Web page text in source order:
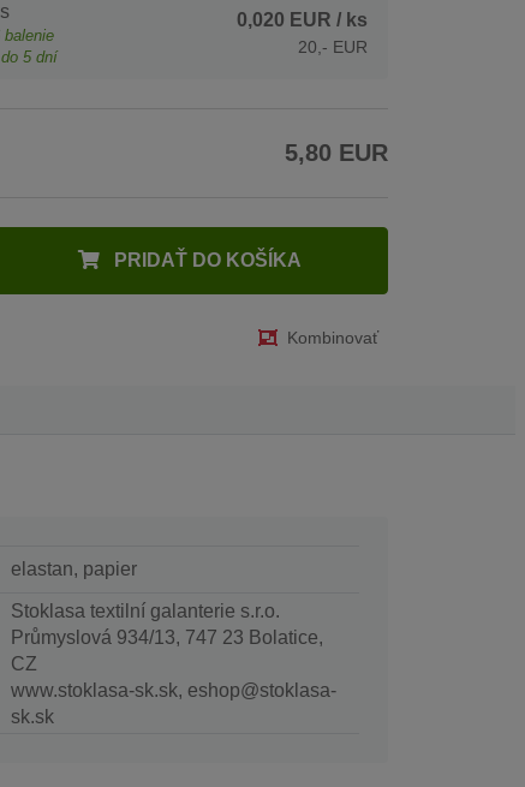
balenie
do 5 dní
0,020 EUR / ks
20,- EUR
5,80 EUR
PRIDAŤ DO KOŠÍKA
Kombinovať
elastan, papier
Stoklasa textilní galanterie s.r.o.
Průmyslová 934/13, 747 23 Bolatice,
CZ
www.stoklasa-sk.sk, eshop@stoklasa-
sk.sk